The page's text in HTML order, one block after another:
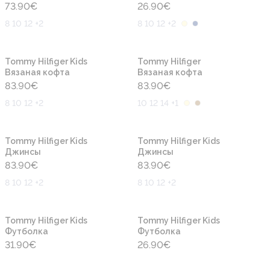
73.90€
8 10 12 +2
26.90€
8 10 12 +2
Tommy Hilfiger Kids
Вязаная кофта
83.90€
8 10 12 +2
Tommy Hilfiger
Вязаная кофта
83.90€
10 12 14 +1
Tommy Hilfiger Kids
Джинсы
83.90€
8 10 12 +2
Tommy Hilfiger Kids
Джинсы
83.90€
8 10 12 +2
Tommy Hilfiger Kids
Футболка
31.90€
Tommy Hilfiger Kids
Футболка
26.90€